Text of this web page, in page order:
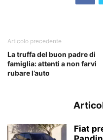
Articolo precedente
La truffa del buon padre di
famiglia: attenti a non farvi
rubare l’auto
Fiat